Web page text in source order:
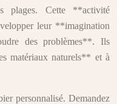
plages. Cette **activité
leur **imagination
des problèmes**. Ils
matériaux naturels** et à
personnalisé. Demandez